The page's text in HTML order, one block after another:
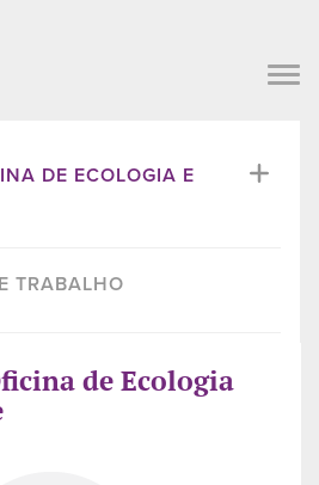
DE ECOLOGIA E
TRABALHO
de Ecologia